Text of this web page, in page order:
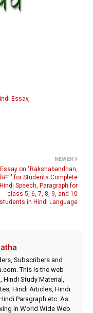
Essay
NEWER
on "Rakshabandhan,
" for Students Complete
Hindi Speech, Paragraph for
class 5, 6, 7, 8, 9, and 10
students in Hindi Language
Subscribers and
This is the web
Hindi Study Material,
Hindi Articles, Hindi
Paragraph etc. As
in World Wide Web